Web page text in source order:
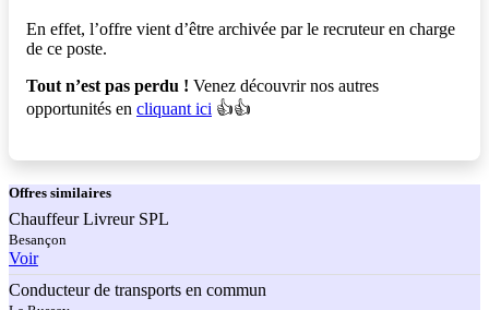
En effet, l’offre vient d’être archivée par le recruteur en charge
de ce poste.
Tout n’est pas perdu ! Venez découvrir nos autres
opportunités en cliquant ici 👍👍
Offres similaires
Chauffeur Livreur SPL
Besançon
Voir
Conducteur de transports en commun